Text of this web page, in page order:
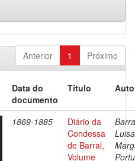
Anterior 1 Próximo
Data do
documento
Título
1869-1885
Diário da
Condessa
de Barral,
Volume
Luisa